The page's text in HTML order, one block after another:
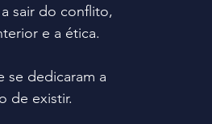
sair do conflito,
e a ética.
se dedicaram a
de existir.